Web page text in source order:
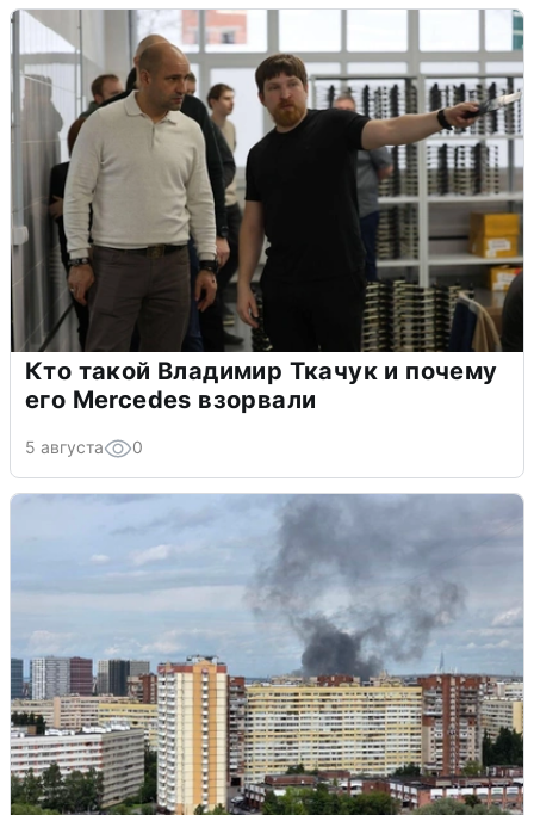
Кто такой Владимир Ткачук и почему
его Mercedes взорвали
5 августа 0